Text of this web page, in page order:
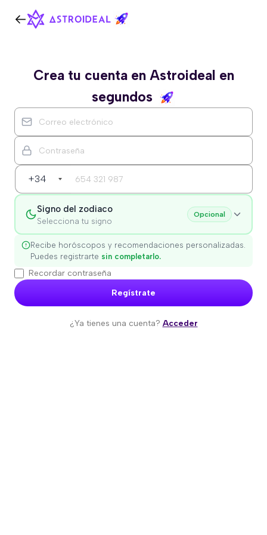
Crea tu cuenta en Astroideal en
segundos
+34
Signo del zodiaco
Selecciona tu signo
Opcional
Recibe horóscopos y recomendaciones personalizadas.
Puedes registrarte sin completarlo.
Recordar contraseña
Regístrate
¿Ya tienes una cuenta? Acceder